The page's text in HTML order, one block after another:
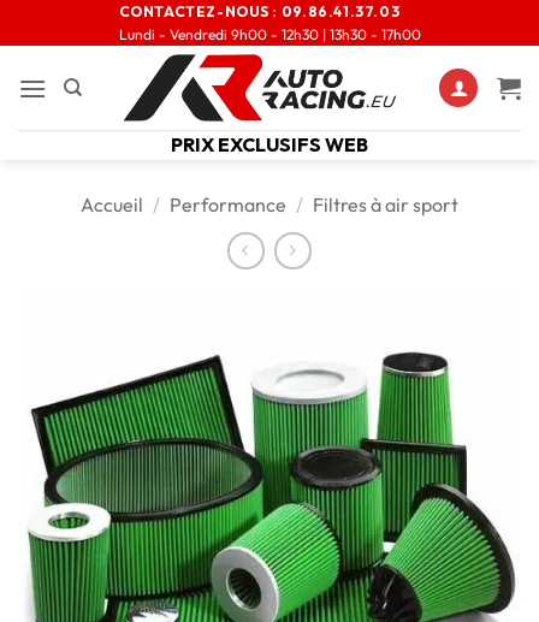
CONTACTEZ-NOUS : 09.86.41.37.03
Lundi - Vendredi 9h00 - 12h30 | 13h30 - 17h00
PRIX EXCLUSIFS WEB
Accueil / Performance / Filtres à air sport